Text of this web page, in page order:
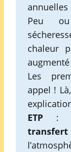
annuelles
Peu
chaleur
Les
appel !
ETP :